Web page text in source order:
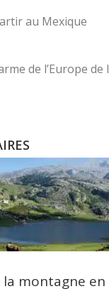
au Mexique
de l’Europe de
montagne en